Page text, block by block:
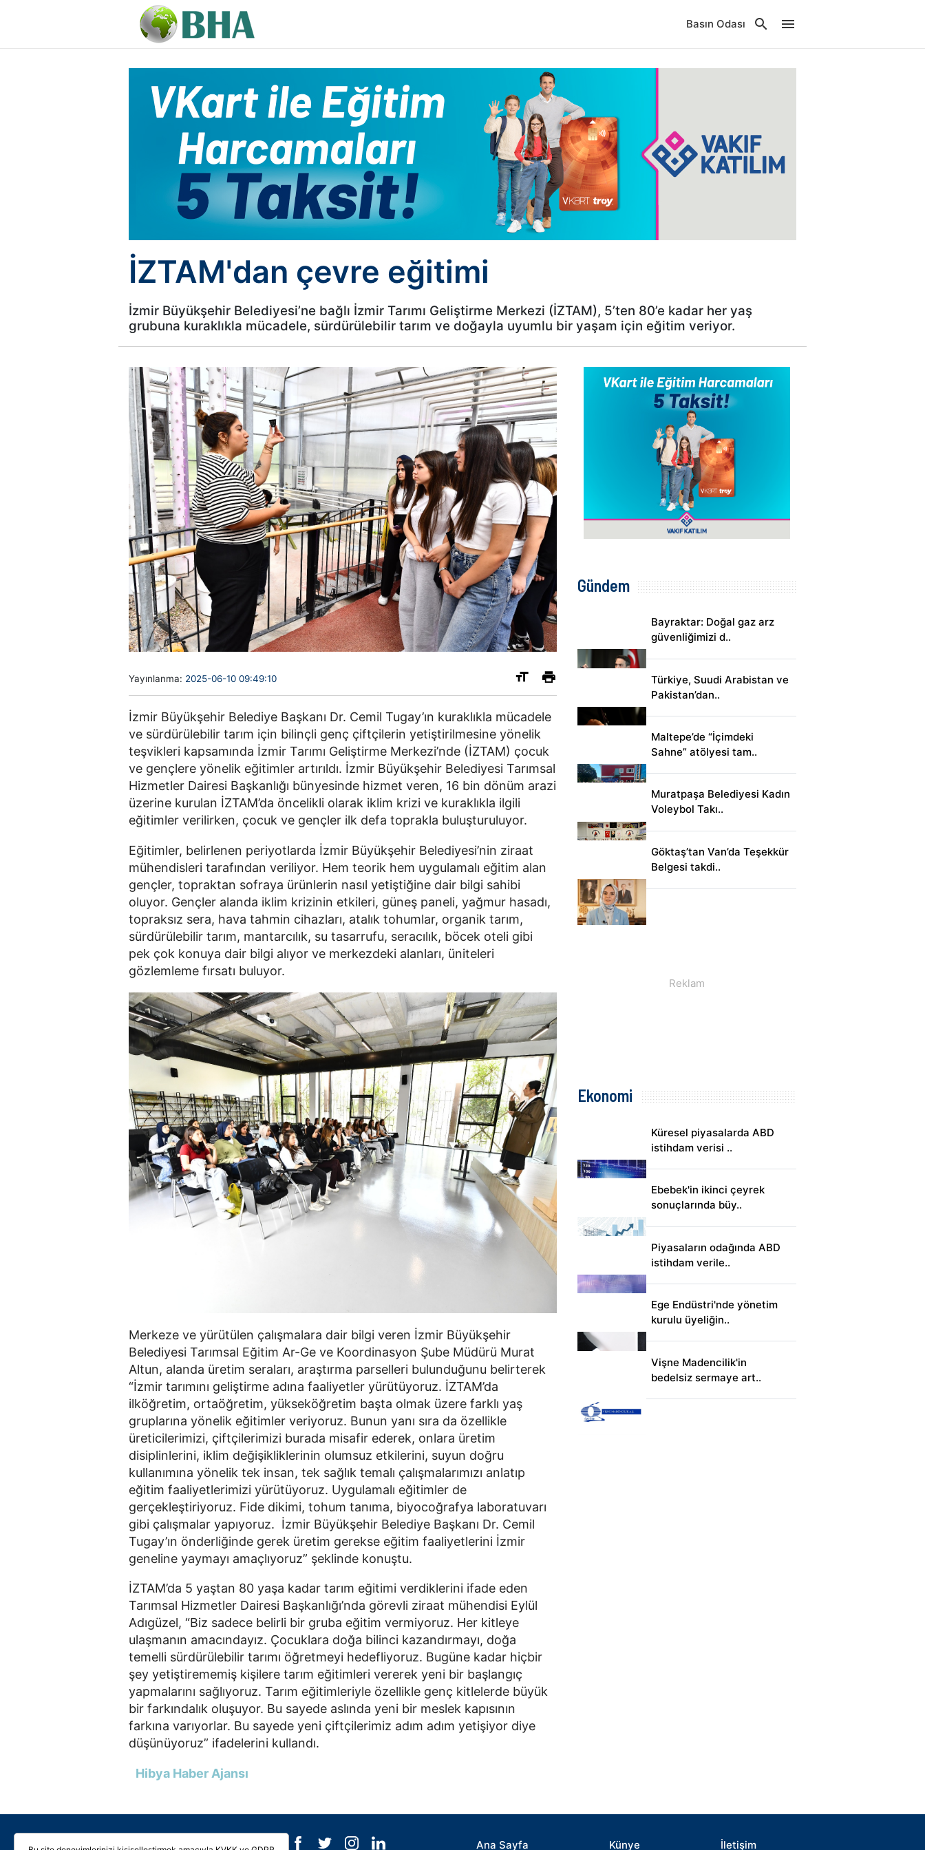
Basın Odası
İZTAM'dan çevre eğitimi
İzmir Büyükşehir Belediyesi’ne bağlı İzmir Tarımı Geliştirme Merkezi (İZTAM), 5’ten 80’e kadar her yaş
grubuna kuraklıkla mücadele, sürdürülebilir tarım ve doğayla uyumlu bir yaşam için eğitim veriyor.
Yayınlanma: 2025-06-10 09:49:10
İzmir Büyükşehir Belediye Başkanı Dr. Cemil Tugay’ın kuraklıkla mücadele
ve sürdürülebilir tarım için bilinçli genç çiftçilerin yetiştirilmesine yönelik
teşvikleri kapsamında İzmir Tarımı Geliştirme Merkezi’nde (İZTAM) çocuk
ve gençlere yönelik eğitimler artırıldı. İzmir Büyükşehir Belediyesi Tarımsal
Hizmetler Dairesi Başkanlığı bünyesinde hizmet veren, 16 bin dönüm arazi
üzerine kurulan İZTAM’da öncelikli olarak iklim krizi ve kuraklıkla ilgili
eğitimler verilirken, çocuk ve gençler ilk defa toprakla buluşturuluyor.
Eğitimler, belirlenen periyotlarda İzmir Büyükşehir Belediyesi’nin ziraat
mühendisleri tarafından veriliyor. Hem teorik hem uygulamalı eğitim alan
gençler, topraktan sofraya ürünlerin nasıl yetiştiğine dair bilgi sahibi
oluyor. Gençler alanda iklim krizinin etkileri, güneş paneli, yağmur hasadı,
topraksız sera, hava tahmin cihazları, atalık tohumlar, organik tarım,
sürdürülebilir tarım, mantarcılık, su tasarrufu, seracılık, böcek oteli gibi
pek çok konuya dair bilgi alıyor ve merkezdeki alanları, üniteleri
gözlemleme fırsatı buluyor.
Merkeze ve yürütülen çalışmalara dair bilgi veren İzmir Büyükşehir
Belediyesi Tarımsal Eğitim Ar-Ge ve Koordinasyon Şube Müdürü Murat
Altun, alanda üretim seraları, araştırma parselleri bulunduğunu belirterek
“İzmir tarımını geliştirme adına faaliyetler yürütüyoruz. İZTAM’da
ilköğretim, ortaöğretim, yükseköğretim başta olmak üzere farklı yaş
gruplarına yönelik eğitimler veriyoruz. Bunun yanı sıra da özellikle
üreticilerimizi, çiftçilerimizi burada misafir ederek, onlara üretim
disiplinlerini, iklim değişikliklerinin olumsuz etkilerini, suyun doğru
kullanımına yönelik tek insan, tek sağlık temalı çalışmalarımızı anlatıp
eğitim faaliyetlerimizi yürütüyoruz. Uygulamalı eğitimler de
gerçekleştiriyoruz. Fide dikimi, tohum tanıma, biyocoğrafya laboratuvarı
gibi çalışmalar yapıyoruz. İzmir Büyükşehir Belediye Başkanı Dr. Cemil
Tugay’ın önderliğinde gerek üretim gerekse eğitim faaliyetlerini İzmir
geneline yaymayı amaçlıyoruz” şeklinde konuştu.
İZTAM’da 5 yaştan 80 yaşa kadar tarım eğitimi verdiklerini ifade eden
Tarımsal Hizmetler Dairesi Başkanlığı’nda görevli ziraat mühendisi Eylül
Adıgüzel, “Biz sadece belirli bir gruba eğitim vermiyoruz. Her kitleye
ulaşmanın amacındayız. Çocuklara doğa bilinci kazandırmayı, doğa
temelli sürdürülebilir tarımı öğretmeyi hedefliyoruz. Bugüne kadar hiçbir
şey yetiştirememiş kişilere tarım eğitimleri vererek yeni bir başlangıç
yapmalarını sağlıyoruz. Tarım eğitimleriyle özellikle genç kitlelerde büyük
bir farkındalık oluşuyor. Bu sayede aslında yeni bir meslek kapısının
farkına varıyorlar. Bu sayede yeni çiftçilerimiz adım adım yetişiyor diye
düşünüyoruz” ifadelerini kullandı.
Hibya Haber Ajansı
Gündem
Bayraktar: Doğal gaz arz
güvenliğimizi d..
Türkiye, Suudi Arabistan ve
Pakistan’dan..
Maltepe’de “İçimdeki
Sahne” atölyesi tam..
Muratpaşa Belediyesi Kadın
Voleybol Takı..
Göktaş’tan Van’da Teşekkür
Belgesi takdi..
Ekonomi
Küresel piyasalarda ABD
istihdam verisi ..
Ebebek'in ikinci çeyrek
sonuçlarında büy..
Piyasaların odağında ABD
istihdam verile..
Ege Endüstri'nde yönetim
kurulu üyeliğin..
Vişne Madencilik'in
bedelsiz sermaye art..
Galeri Video Ana Sayfa Künye İletişim